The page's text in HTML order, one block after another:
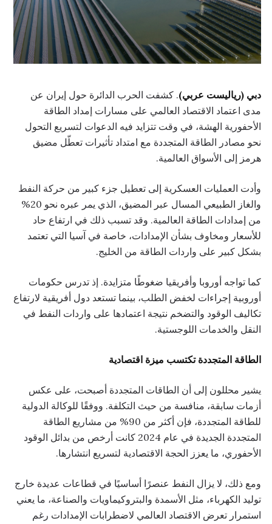
دبي (رياليست عربي). كشفت الحرب الدائرة حول إيران عن
مدى اعتماد الاقتصاد العالمي على مسارات إمداد الطاقة
الأحفورية الهشة، في وقت تتزايد فيه الدعوات لتسريع التحول
نحو مصادر الطاقة المتجددة مع امتداد تأثيرات تعطّل مضيق
هرمز إلى الأسواق العالمية.
وأدت العمليات العسكرية إلى تعطيل جزء كبير من حركة النفط
والغاز الطبيعي المسال عبر المضيق، الذي يمر عبره نحو 20%
من إمدادات الطاقة العالمية. وقد تسبب ذلك في ارتفاع حاد
للأسعار ومخاوف بشأن الإمدادات، خاصة في آسيا التي تعتمد
بشكل كبير على واردات الطاقة من الخليج.
كما تواجه أوروبا وأفريقيا ضغوطًا متزايدة. إذ تدرس حكومات
أوروبية إجراءات لخفض الطلب، بينما تستعد دول أفريقية لارتفاع
تكاليف الوقود والتضخم نتيجة اعتمادها على واردات النفط في
النقل والخدمات اللوجستية.
الطاقة المتجددة تكتسب ميزة اقتصادية
يشير محللون إلى أن الطاقات المتجددة أصبحت، على عكس
أزمات سابقة، منافسة من حيث التكلفة. ووفقًا للوكالة الدولية
للطاقة المتجددة، فإن أكثر من 90% من مشاريع الطاقة
المتجددة الجديدة في عام 2024 كانت أرخص من بدائل الوقود
الأحفوري، ما يعزز الحجة الاقتصادية لتسريع انتشارها.
ومع ذلك، لا يزال النفط عنصرًا أساسيًا في قطاعات عديدة خارج
توليد الكهرباء، مثل الأسمدة والبتروكيماويات والصناعة، ما يعني
استمرار تعرض الاقتصاد العالمي لاضطرابات الإمدادات رغم